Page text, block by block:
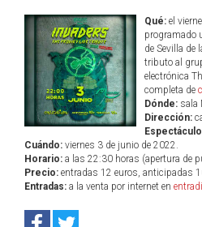
Qué:el
programado
de Sevilla de
tributo al
electrónica
completa de
Dónde:sala
Dirección:
Cuándo: viernes 3 de junio de 2022.
Horario: a las 22:30 horas (apertura de
Precio: entradas 12 euros, anticipadas
Entradas: a la venta por internet en